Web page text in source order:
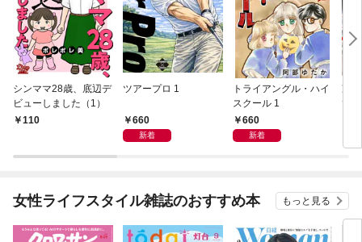
シンママ28歳、底辺デ
ビューしました（1）
110
ツアープロ 1
660
新着
トライアングル・ハイ
スクール 1
660
新着
冷
て
女性ライフスタイル雑誌のおすすめ本 もっと見る